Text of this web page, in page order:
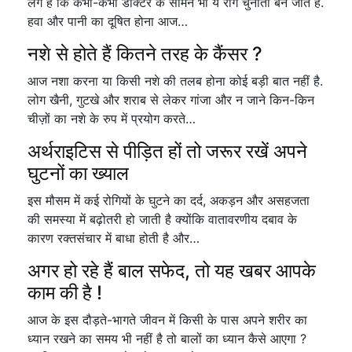
हवा और पानी का दूषित होना आज…
नशे से होते हैं कितने तरह के कैंसर ?
आज नशा करना या किसी नशे की तलब होना कोई बड़ी बात नहीं है.
लोग खैनी, गुटखे और शराब से लेकर गांजा और न जाने किन-किन
चीज़ों का नशे के रुप में प्रयोग करते…
अर्थराइटिस से पीड़ित हों तो जरूर रखें अपने
घुटनों का ख्याल
इस मौसम में कई रोगियों के घुटने का दर्द, अकड़न और असहजता
की समस्या में बढ़ोतरी हो जाती है क्योंकि वातावरणीय दबाव के
कारण रक्तसंचार में बाधा होती है और…
अगर हो रहे हैं बाल सफेद, तो यह खबर आपके
काम की है !
आज के इस दौड़ते-भागते जीवन में किसी के पास अपने शरीर का
ध्यान रखने का समय भी नहीं है तो बालों का ध्यान कैसे आएगा ?